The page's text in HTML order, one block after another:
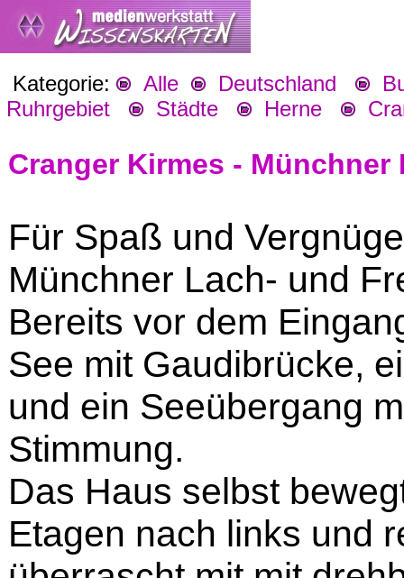
Kategorie: Alle Deutschland
Ruhrgebiet
Städte Herne
Cranger Kirmes -
Für Spaß und
Münchner Lach- und
Bereits vor dem
See mit Gaudibrücke,
und ein Seeübergang
Stimmung.
Das Haus selbst
Etagen nach links und